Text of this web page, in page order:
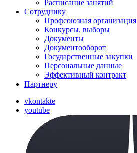
Расписание занятий
Сотруднику
Профсоюзная организация
Конкурсы, выборы
Документы
Документооборот
Государственные закупки
Персональные данные
Эффективный контракт
Партнеру
vkontakte
youtube